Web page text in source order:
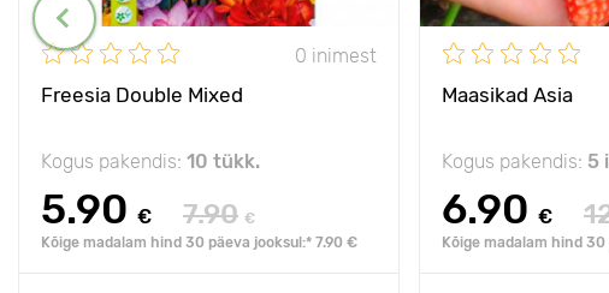
0 inimest
Freesia Double Mixed
Kogus pakendis: 10 tükk.
5.90 € 7.90 €
Kõige madalam hind 30 päeva jooksul:* 7.90 €
Maasikad Asia
Kogus pakendis: 5
6.90 €
Kõige madalam hind